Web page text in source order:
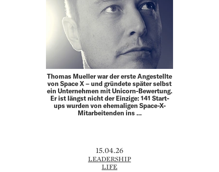
Thomas Mueller war der erste Angestellte
von Space X – und gründete später selbst
ein Unternehmen mit Unicorn-Bewertung.
Er ist längst nicht der Einzige: 141 Start-
ups wurden von ehemaligen Space-X-
Mitarbeitenden ins …
15.04.26
LEADERSHIP
LIFE